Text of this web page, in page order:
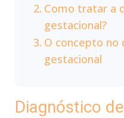
Como tratar a
gestacional?
O concepto
gestacional
Diagnóstico